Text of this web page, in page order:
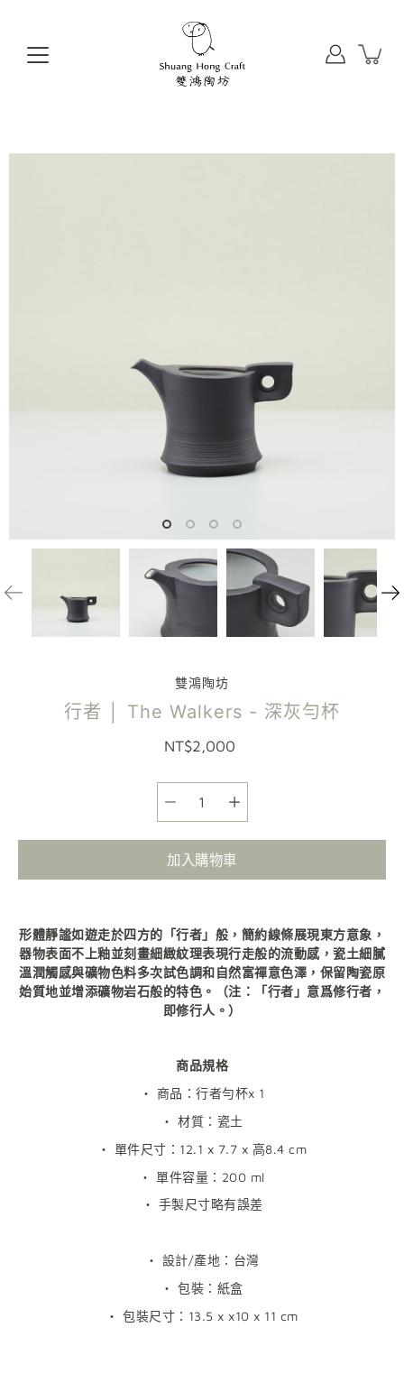
雙鴻陶坊
行者 │ The Walkers - 深灰勻杯
NT$2,000
加入購物車
形體靜謐如遊走於四方的「行者」般，簡約線條展現東方意象，
器物表面不上釉並刻畫細緻紋理表現行走般的流動感，瓷土細膩
溫潤觸感與礦物色料多次試色調和自然富禪意色澤，保留陶瓷原
始質地並增添礦物岩石般的特色。（注：「行者」意爲修行者，
即修行人。）
商品規格
・ 商品：行者勻杯x 1
・ 材質：瓷土
・ 單件尺寸：12.1 x 7.7 x 高8.4 cm
・ 單件容量： 200 ml
・ 手製尺寸略有誤差
・ 設計/產地：台灣
・ 包裝：紙盒
・包裝尺寸： 13.5 x x10 x 11 cm